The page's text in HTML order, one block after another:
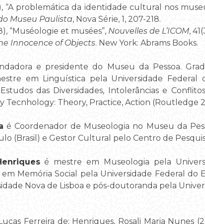
“A problemática da identidade cultural nos
Museu Paulista, Nova Série, 1, 207-218.
“Muséologie et musées”, Nouvelles de L’ICOM,
Innocence of Objects. New York: Abrams Books.
e presidente do Museu da Pessoa.
em Linguística pela Universidade
das Diversidades, Intolerâncias e
Tecnhology: Theory, Practice, Action (Routledge
é Coordenador de Museologia no Museu da
(Brasil) e Gestor Cultural pelo Centro de
é mestre em Museologia pela
Memória Social pela Universidade Federal do
Nova de Lisboa e pós-doutoranda pela
Ferreira de; Henriques, Rosali Maria Nunes